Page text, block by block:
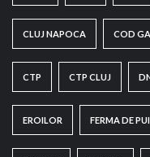
CLUJ NAPOCA COD
CTP CTP CLUJ
EROILOR FERMA DE PUI